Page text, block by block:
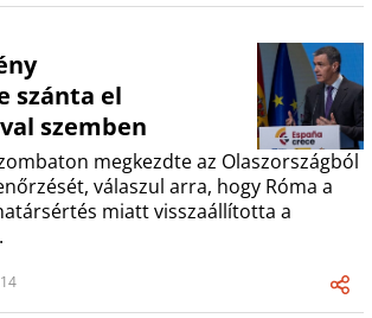
szánta el
szemben
megkezdte az Olaszországból
válaszul arra, hogy Róma a
miatt visszaállította a
14